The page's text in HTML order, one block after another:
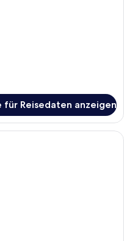
für Reisedaten anzeigen